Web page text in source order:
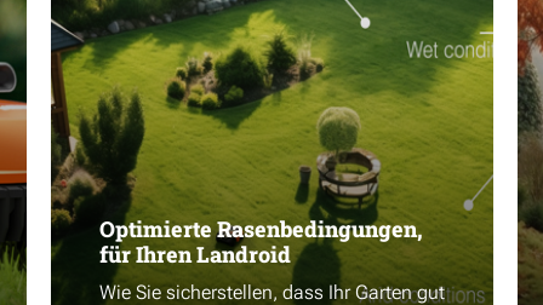
Optimierte Rasenbedingungen,
für Ihren Landroid
Wie Sie sicherstellen, dass Ihr Garten gut